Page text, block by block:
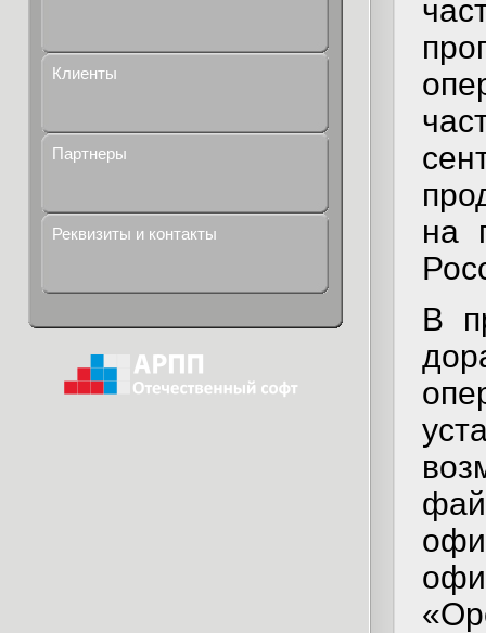
Клиенты
Партнеры
Реквизиты и контакты
на
В